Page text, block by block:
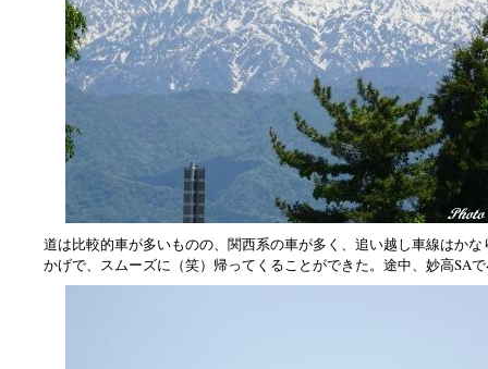
道は比較的車が多いものの、関西系の車が多く、追い越し車線はか
かげで、スムーズに（笑）帰ってくることができた。途中、妙高SA